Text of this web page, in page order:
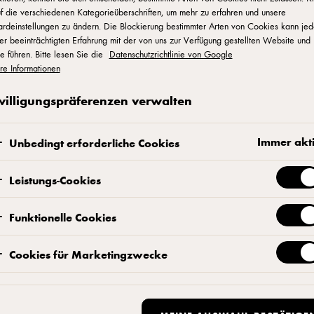
Lieferservice mittlerweile für nahezu 30% des
Cheeseburger so zubereitet sind, dass sie
beim Kunden eintreffen.
die verschiedenen Kategorieüberschriften, um mehr zu erfahren und unsere
zu ändern. Die Blockierung bestimmter Arten von Cookies kann
beeinträchtigten Erfahrung mit der von uns zur Verfügung gestellten Website und
führen. Bitte lesen Sie die
Datenschutzrichtlinie von Google
Informationen
verwalten
Unbedingt erforderliche Cookies Immer
Leistungs-Cookies
Funktionelle Cookies
Cookies für Marketingzwecke